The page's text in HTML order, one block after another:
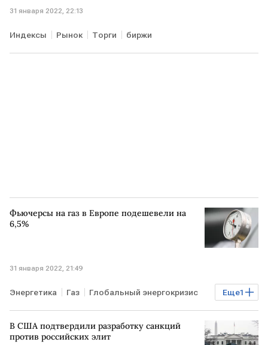
31 января 2022, 22:13
Индексы Рынок Торги биржи
Фьючерсы на газ в Европе подешевели на
6,5%
31 января 2022, 21:49
Еще1
Энергетика Газ Глобальный энергокризис
ЕВРОПА
В США подтвердили разработку санкций
против российских элит